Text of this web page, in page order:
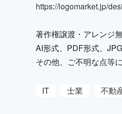
https://logomarket.jp/
著作権譲渡・アレンジ
AI形式、PDF形式、
その他、ご不明な点等
IT 士業 不動